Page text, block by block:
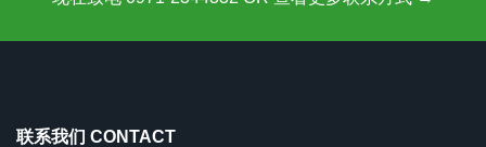
联系我们 CONTACT